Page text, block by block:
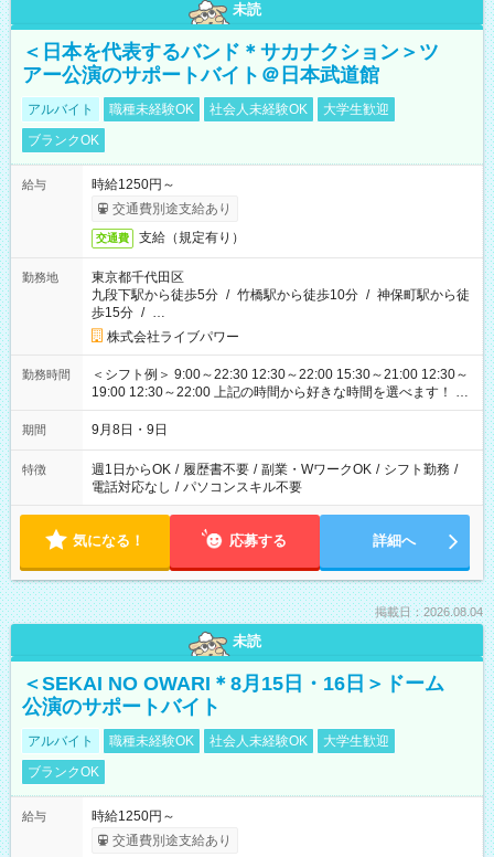
未読
＜日本を代表するバンド＊サカナクション＞ツ
アー公演のサポートバイト＠日本武道館
アルバイト 職種未経験OK 社会人未経験OK
大学生歓迎
ブランクOK
給与
時給1250円～
交通費別途支給あり
交通費 支給（規定有り）
勤務地
東京都千代田区
九段下駅から徒歩5分 / 竹橋駅から徒歩10分 / 神保町駅から徒
歩15分 / …
株式会社ライブパワー
勤務時間
＜シフト例＞ 9:00～22:30 12:30～22:00 15:30～21:00 12:30～
19:00 12:30～22:00 上記の時間から好きな時間を選べます！ ※
時間は変更となる可能性があります
期間 9月8日・9日
特徴 週1日からOK / 履歴書不要 / 副業・WワークOK / シフト勤務 /
電話対応なし / パソコンスキル不要
気になる！ 応募する 詳細へ
掲載日：2026.08.04
未読
＜SEKAI NO OWARI＊8月15日・16日＞ドーム
公演のサポートバイト
アルバイト 職種未経験OK 社会人未経験OK
大学生歓迎
ブランクOK
給与
時給1250円～
交通費別途支給あり